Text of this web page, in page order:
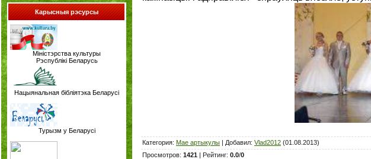
Карысныя рэсурсы
Міністэрства культуры
Рэспублікі Беларусь
Нацыянальная бібліятэка Беларусі
Турызм у Беларусі
Категория: Мае артыкулы | Добавил: Vlad2012 (01.08.2013)
Просмотров: 1421 | Рейтинг: 0.0/0